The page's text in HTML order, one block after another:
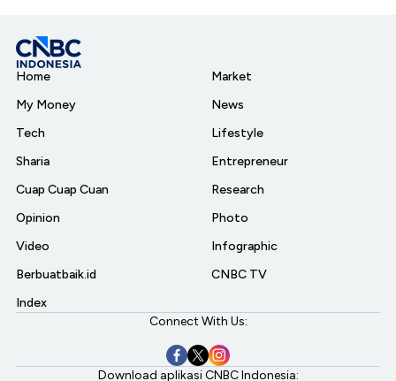
Home
My Money
Tech
Sharia
Cuap Cuap Cuan
Opinion
Video
Berbuatbaik.id
Index
Market
News
Lifestyle
Entrepreneur
Research
Photo
Infographic
CNBC TV
Connect With Us:
Download aplikasi CNBC Indonesia: